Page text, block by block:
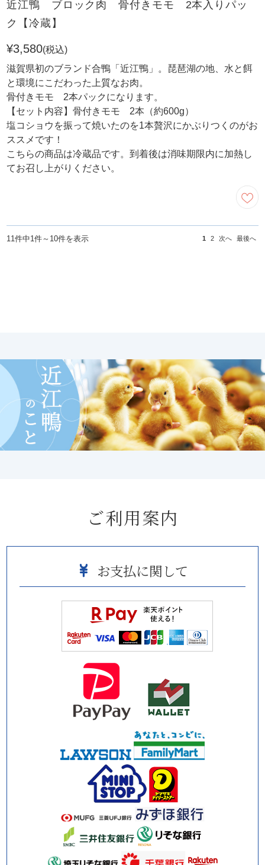
近江鴨 ブロック肉 骨付きモモ 2本入りパッ
ク【冷蔵】
¥3,580(税込)
滋賀県初のブランド合鴨「近江鴨」。琵琶湖の地、水と餌
と環境にこだわった上質なお肉。
骨付きモモ 2本パックになります。
【セット内容】骨付きモモ 2本（約600g）
塩コショウを振って焼いたのを1本贅沢にかぶりつくのがお
ススメです！
こちらの商品は冷蔵品です。到着後は消味期限内に加熱し
てお召し上がりください。
11件中1件～10件を表示 1 2 次へ 最後へ
ご利用案内
お支払に関して